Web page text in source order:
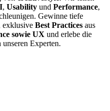
, Usability und Performance,
Gewinne tiefe
exklusive Best Practices aus
sowie UX und erlebe die
Experten.